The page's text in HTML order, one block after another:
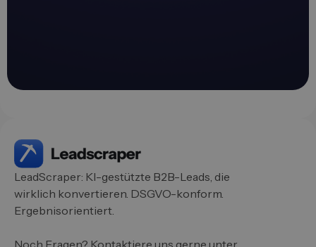
LeadScraper: KI-gestützte B2B-Leads, die
wirklich konvertieren. DSGVO-konform.
Ergebnisorientiert.